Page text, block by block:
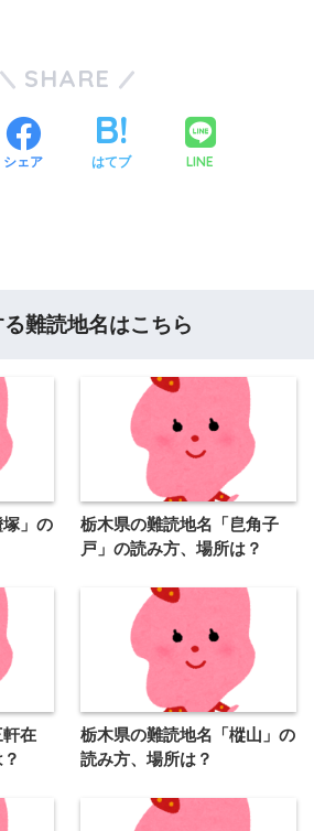
SHARE
シェア はてブ LINE
る難読地名はこちら
」の
栃木県の難読地名「皀角子
戸」の読み方、場所は？
在
栃木県の難読地名「樅山」の
読み方、場所は？